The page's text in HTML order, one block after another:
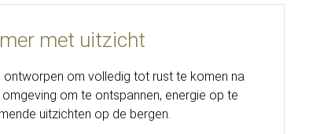
met uitzicht
om volledig tot rust te komen na
om te ontspannen, energie op te
uitzichten op de bergen.